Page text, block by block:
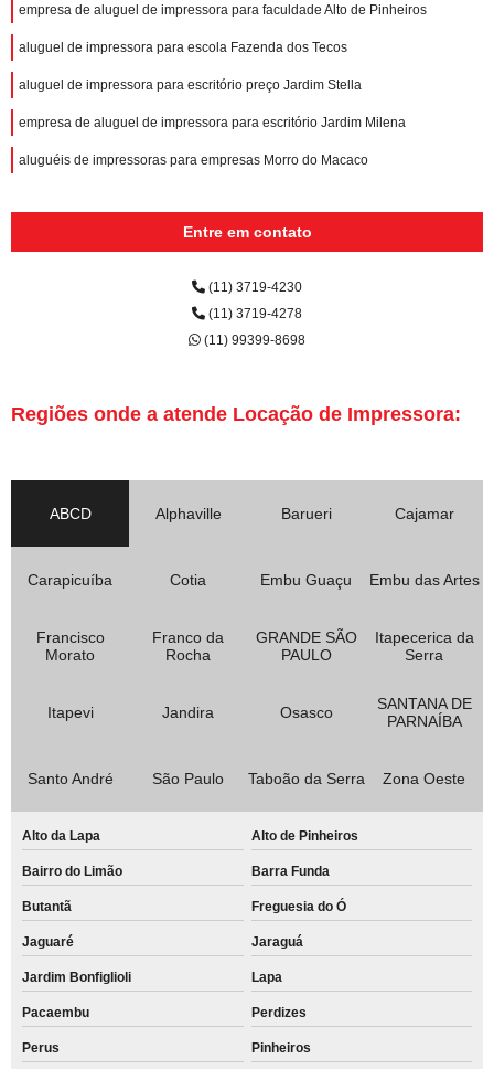
empresa de aluguel de impressora para faculdade Alto de Pinheiros
aluguel de impressora para escola Fazenda dos Tecos
aluguel de impressora para escritório preço Jardim Stella
empresa de aluguel de impressora para escritório Jardim Milena
aluguéis de impressoras para empresas Morro do Macaco
Entre em contato
(11) 3719-4230
(11) 3719-4278
(11) 99399-8698
Regiões onde a atende Locação de Impressora:
ABCD Alphaville Barueri Cajamar
Carapicuíba Cotia Embu Guaçu Embu das Artes
Francisco
Morato
Franco da
Rocha
GRANDE SÃO
PAULO
Itapecerica da
Serra
Itapevi Jandira Osasco
SANTANA DE
PARNAÍBA
Santo André São Paulo Taboão da Serra Zona Oeste
Alto da Lapa Alto de Pinheiros
Bairro do Limão Barra Funda
Butantã Freguesia do Ó
Jaguaré Jaraguá
Jardim Bonfiglioli Lapa
Pacaembu Perdizes
Perus Pinheiros